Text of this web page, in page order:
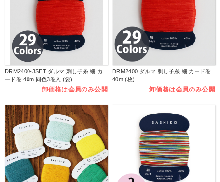
DRM2400-3SET ダルマ 刺し子糸 細 カ
ード巻 40m 同色3巻入 (袋)
卸価格は会員のみ公開
DRM2400 ダルマ 刺し子糸 細 カード巻
40m (枚)
卸価格は会員のみ公開